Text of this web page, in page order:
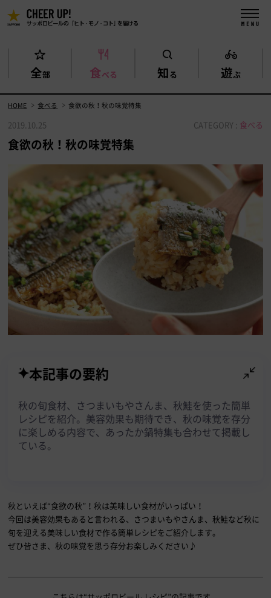
全部 食べる 知る 遊ぶ
HOME 食べる 食欲の秋！秋の味覚特集
2019.10.25 CATEGORY : 食べる
食欲の秋！秋の味覚特集
本記事の要約
秋の旬食材、さつまいもやさんま、秋鮭を使った簡単
レシピを紹介。美容効果も期待でき、秋の味覚を存分
に楽しめる内容で、あったか鍋特集も合わせて掲載し
ている。
秋といえば“食欲の秋”！秋は美味しい食材がいっぱい！
今回は美容効果もあると言われる、さつまいもやさんま、秋鮭など秋に
旬を迎える美味しい食材で作る簡単レシピをご紹介します。
ぜひ皆さま、秋の味覚を思う存分お楽しみください♪